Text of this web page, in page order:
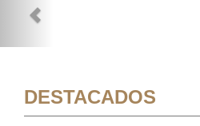
DESTACADOS